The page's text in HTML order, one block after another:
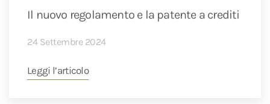
Il nuovo regolamento e la patente a crediti
24 Settembre 2024
Leggi l’articolo